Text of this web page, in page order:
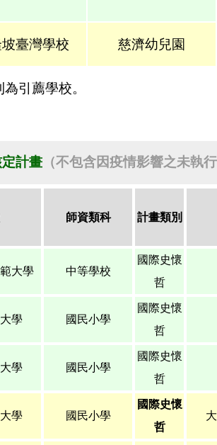
臺灣學校 慈濟幼兒園
引薦學校。
計畫 （不包含因疫情影響之未執
師資類科 計畫類別
大學 中等學校
國際史懷
哲
學 國民小學
國際史懷
哲
學 國民小學
國際史懷
哲
學 國民小學
國際史懷
哲